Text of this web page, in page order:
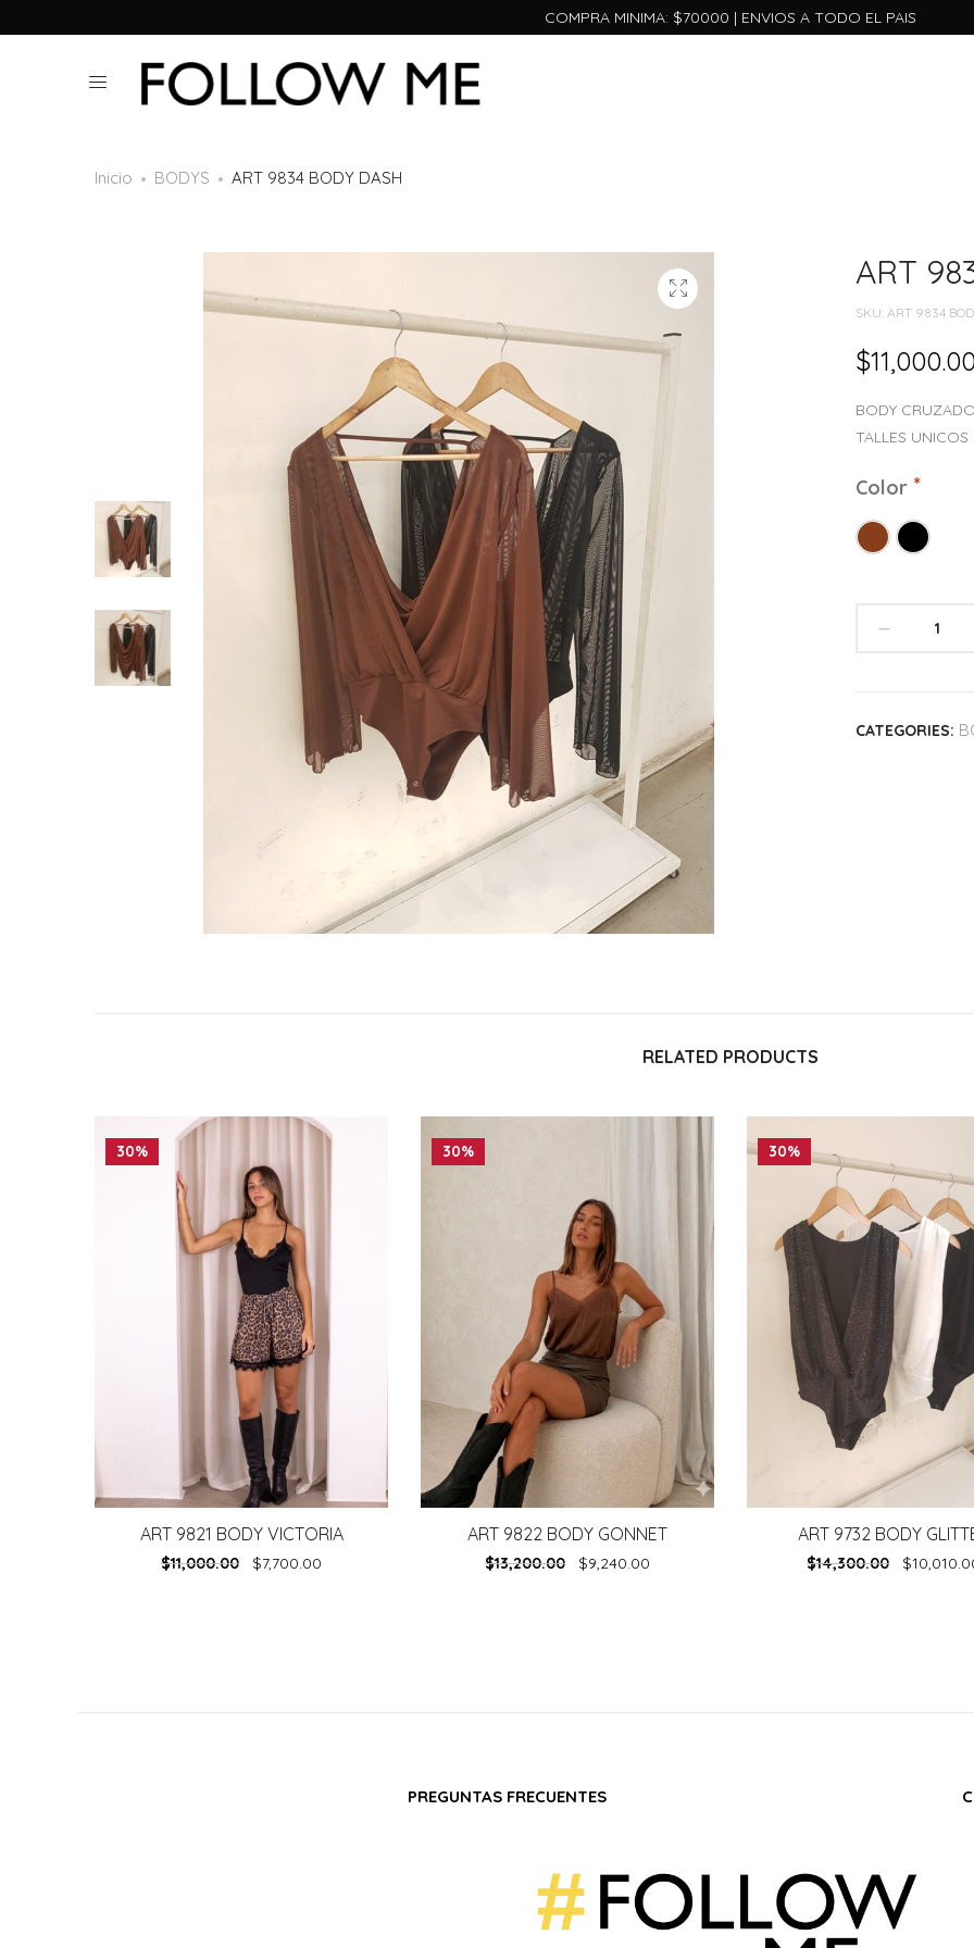
COMPRA MINIMA: $70000 | ENVIOS A TODO EL PAIS
Inicio BODYS ART 9834 BODY DASH
ART
SKU: ART 9834
$
BODY
TALLES UNICOS
Color
CATEGORIES:
RELATED PRODUCTS
30%
ART 9821 BODY VICTORIA
$11,000.00 $7,700.00
30%
ART 9822 BODY GONNET
$13,200.00 $9,240.00
30%
ART 9732 BODY
$14,300.00 $
PREGUNTAS FRECUENTES